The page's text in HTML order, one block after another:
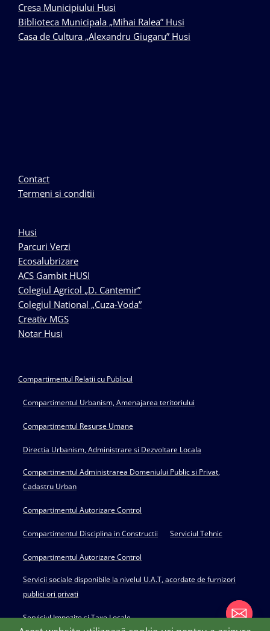
Cresa Municipiului Husi
Biblioteca Municipala „Mihai Ralea” Husi
Casa de Cultura „Alexandru Giugaru” Husi
Contact
Termeni si conditii
Husi
Parcuri Verzi
Ecosalubrizare
ACS Gambit HUSI
Colegiul Agricol „D. Cantemir”
Colegiul National „Cuza-Voda”
Creativ MGS
Notar Husi
Compartimentul Relatii cu Publicul
Compartimentul Urbanism, Amenajarea teritoriului
Compartimentul Resurse Umane
Directia Urbanism, Administrare si Dezvoltare Locala
Compartimentul Administrarea Domeniului Public si Privat,
Cadastru Urban
Compartimentul Autorizare Control
Compartimentul Disciplina in Constructii Serviciul Tehnic
Compartimentul Autorizare Control
Servicii sociale disponibile la nivelul U.A.T, acordate de furnizori
publici ori privati
Serviciul Impozite si Taxe Locale